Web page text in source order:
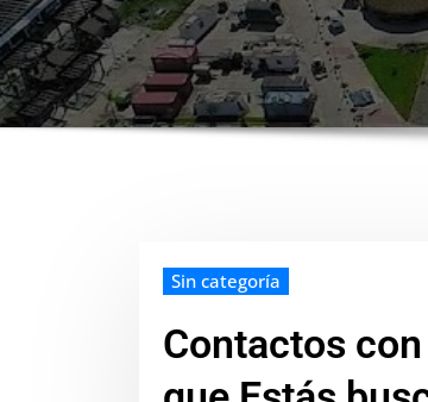
Sin categoría
Contactos